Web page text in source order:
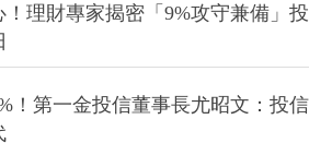
理財專家揭密「9%攻守兼備」投
！第一金投信董事長尤昭文：投信